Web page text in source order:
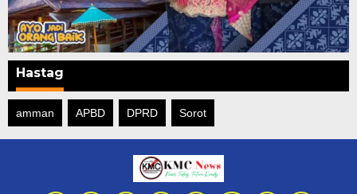
Hastag
amman APBD DPRD Sorot